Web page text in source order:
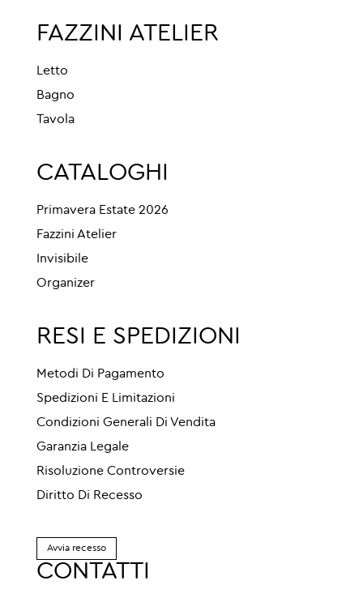
FAZZINI ATELIER
Letto
Bagno
Tavola
CATALOGHI
Primavera Estate 2026
Fazzini Atelier
Invisibile
Organizer
RESI E SPEDIZIONI
Metodi Di Pagamento
Spedizioni E Limitazioni
Condizioni Generali Di Vendita
Garanzia Legale
Risoluzione Controversie
Diritto Di Recesso
Avvia recesso
CONTATTI